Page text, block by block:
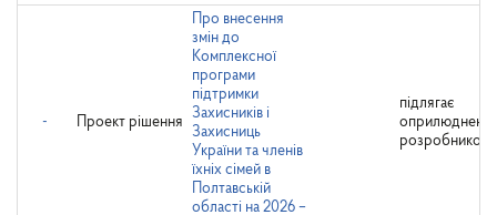
- Проект рішення
Про внесення
змін до
Комплексної
програми
підтримки
Захисників і
Захисниць
України та членів
їхніх сімей в
Полтавській
області на 2026 –
підлягає
розробником